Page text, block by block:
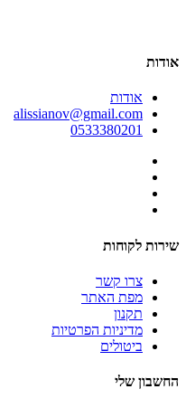
אודות
אודות
alissianov@gmail.com
0533380201
שירות לקוחות
צרו קשר
מפת האתר
תקנון
מדיניות הפרטיות
ביטולים
החשבון שלי